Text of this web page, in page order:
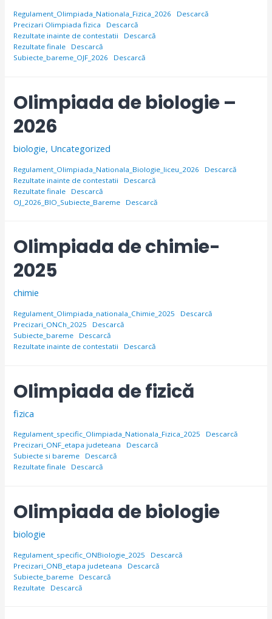
Regulament_Olimpiada_Nationala_Fizica_2026
Descarcă
Precizari Olimpiada fizica
Descarcă
Rezultate inainte de contestatii
Descarcă
Rezultate finale
Descarcă
Subiecte_bareme_OJF_2026
Descarcă
Olimpiada de biologie –
2026
biologie, Uncategorized
Regulament_Olimpiada_Nationala_Biologie_liceu_2026
Descarcă
Rezultate inainte de contestatii
Descarcă
Rezultate finale
Descarcă
OJ_2026_BIO_Subiecte_Bareme
Descarcă
Olimpiada de chimie-
2025
chimie
Regulament_Olimpiada_nationala_Chimie_2025
Descarcă
Precizari_ONCh_2025
Descarcă
Subiecte_bareme
Descarcă
Rezultate inainte de contestatii
Descarcă
Olimpiada de fizică
fizica
Regulament_specific_Olimpiada_Nationala_Fizica_2025
Descarcă
Precizari_ONF_etapa judeteana
Descarcă
Subiecte si bareme
Descarcă
Rezultate finale
Descarcă
Olimpiada de biologie
biologie
Regulament_specific_ONBiologie_2025
Descarcă
Precizari_ONB_etapa judeteana
Descarcă
Subiecte_bareme
Descarcă
Rezultate
Descarcă